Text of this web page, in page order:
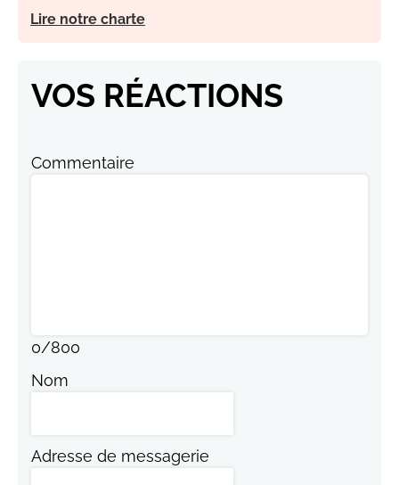
Lire notre charte
VOS RÉACTIONS
Commentaire
0/800
Nom
Adresse de messagerie